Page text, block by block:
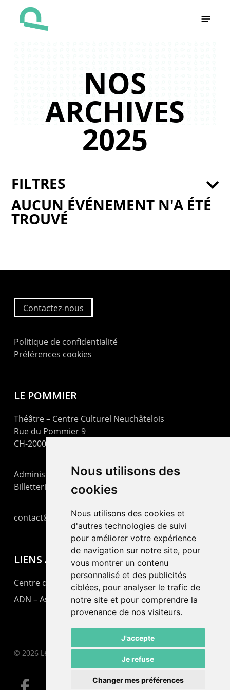
Nous utilisons des
cookies
Nous utilisons des cookies et
d'autres technologies de suivi
pour améliorer votre expérience
de navigation sur notre site, pour
vous montrer un contenu
personnalisé et des publicités
ciblées, pour analyser le trafic de
notre site et pour comprendre la
provenance de nos visiteurs.
J'accepte
Je refuse
Changer mes préférences
NOS
ARCHIVES
2025
AUCUN ÉVÉNEMENT N'A ÉTÉ
TROUVÉ
FILTRES
Contactez-nous
Politique de confidentialité
Préférences cookies
LE POMMIER
Théâtre – Centre Culturel Neuchâtelois
Rue du Pommier 9
CH-2000 Neuchâtel
Administration : +41 32 725 03 03
Billetterie : +41 32 725 05 05
contact@lepommier.ch
LIENS AMIS
Centre de culture ABC
ADN – Association Danse Neuchâtel
© 2026 Le Pommier.
facebook email